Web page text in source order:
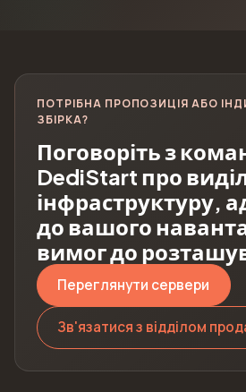
ПОТРІБНА ПРОПОЗИЦІЯ АБО
ЗБІРКА?
Поговоріть з
DediStart про
інфраструктуру,
до вашого
вимог до
Переглянути сервери
Зв'язатися з відділом